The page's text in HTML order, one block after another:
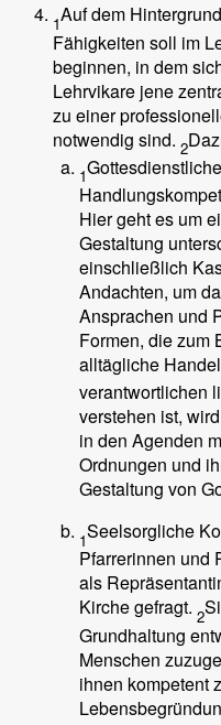
1Auf dem
Fähigkeiten soll im
beginnen, in dem
Lehrvikare jene
zu einer
notwendig sind. 2
1
Hier geht es um
Gestaltung
einschließlich
Andachten, um
Ansprachen und
Formen, die zum
alltägliche
verantwortlichen
verstehen ist,
in den Agenden
Ordnungen und
Gestaltung von
1Seelsorgliche
Pfarrerinnen und
als
Kirche gefragt. 2
Grundhaltung
Menschen
ihnen kompetent